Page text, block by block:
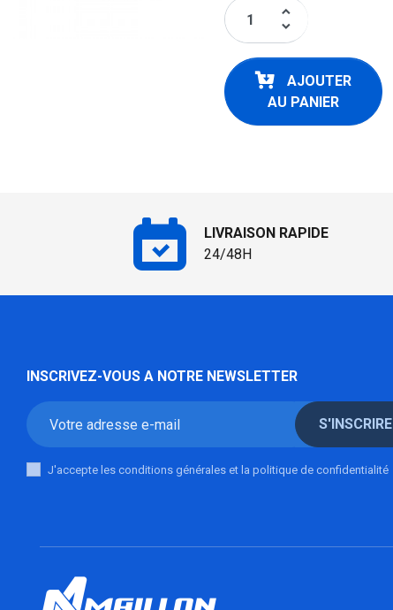
keyboard_arrow_up
keyboard_arrow_down
AJOUTER
AU PANIER
LIVRAISON RAPIDE
24/48H
INSCRIVEZ-VOUS A NOTRE NEWSLETTER
S'INSCRIRE
J'accepte les conditions générales et la politique de confidentialité